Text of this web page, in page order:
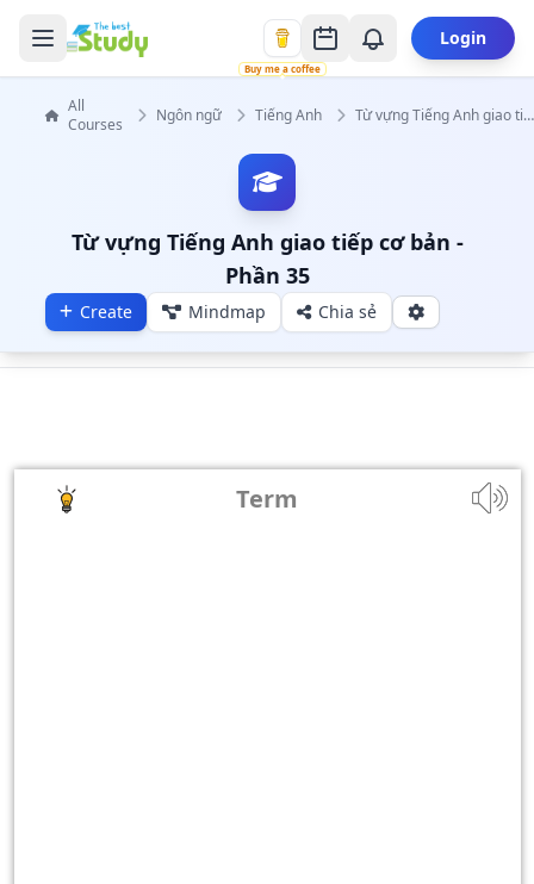
Buy me a coffee
Login
All
Courses
Ngôn ngữ Tiếng Anh Từ vựng Tiếng Anh giao tiếp cơ bản
Từ vựng Tiếng Anh giao tiếp cơ bản -
Phần 35
Create Mindmap Chia sẻ
Term